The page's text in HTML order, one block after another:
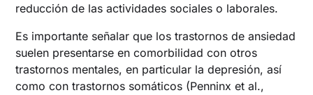
reducción de las actividades sociales o laborales.
Es importante señalar que los trastornos de ansiedad
suelen presentarse en comorbilidad con otros
trastornos mentales, en particular la depresión, así
como con trastornos somáticos (Penninx et al.,